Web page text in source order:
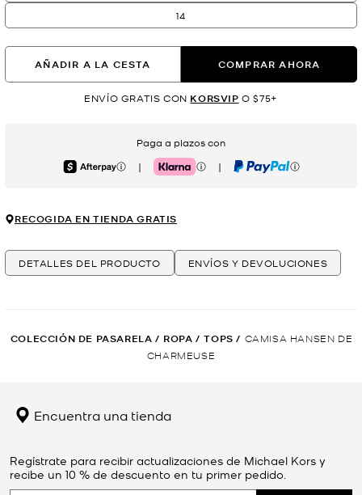
14
AÑADIR A LA CESTA COMPRAR AHORA
ENVÍO GRATIS CON KORSVIP O $75+
Paga a plazos con
Afterpay | Klarna | PayPal
RECOGIDA EN TIENDA GRATIS
DETALLES DEL PRODUCTO ENVÍOS Y DEVOLUCIONES
COLECCIÓN DE PASARELA / ROPA / TOPS / CAMISA HANSEN DE
CHARMEUSE
Encuentra una tienda
Regístrate para recibir actualizaciones de Michael Kors y
recibe un 10 % de descuento en tu primer pedido.